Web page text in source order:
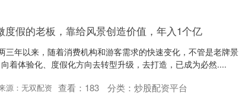
度假的老板，靠给风景创造价值，年入1个亿
三年以来，随着消费机构和游客需求的快速变化，不管是老牌景
着体验化、度假化方向去转型升级，去打造，已成为必然....
源：无双配资 查看： 183 分类： 炒股配资平台